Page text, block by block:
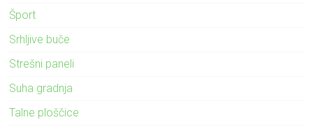
Šport
Srhljive buče
Strešni paneli
Suha gradnja
Talne ploščice